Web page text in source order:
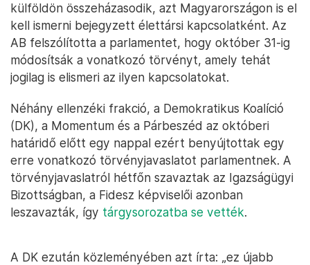
külföldön összeházasodik, azt Magyarországon is el
kell ismerni bejegyzett élettársi kapcsolatként. Az
AB felszólította a parlamentet, hogy október 31-ig
módosítsák a vonatkozó törvényt, amely tehát
jogilag is elismeri az ilyen kapcsolatokat.
Néhány ellenzéki frakció, a Demokratikus Koalíció
(DK), a Momentum és a Párbeszéd az októberi
határidő előtt egy nappal ezért benyújtottak egy
erre vonatkozó törvényjavaslatot parlamentnek. A
törvényjavaslatról hétfőn szavaztak az Igazságügyi
Bizottságban, a Fidesz képviselői azonban
leszavazták, így tárgysorozatba se vették.
A DK ezután közleményében azt írta: „ez újabb